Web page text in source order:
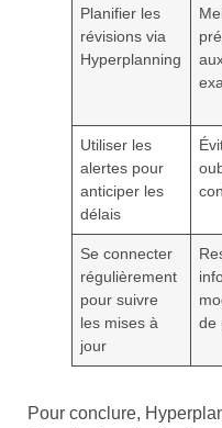
Planifier les
révisions via
Hyperplanning
Utiliser les
alertes pour
anticiper les
délais
Se connecter
régulièrement
pour suivre
les mises à
jour
de
Pour conclure,